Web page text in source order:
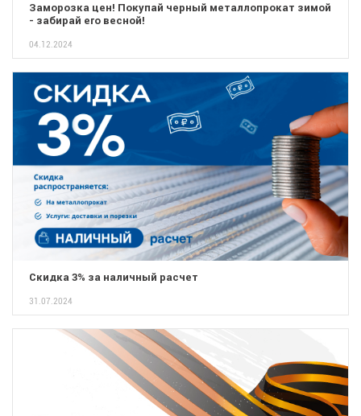
Заморозка цен! Покупай черный металлопрокат зимой
- забирай его весной!
04.12.2024
Скидка 3% за наличный расчет
31.07.2024